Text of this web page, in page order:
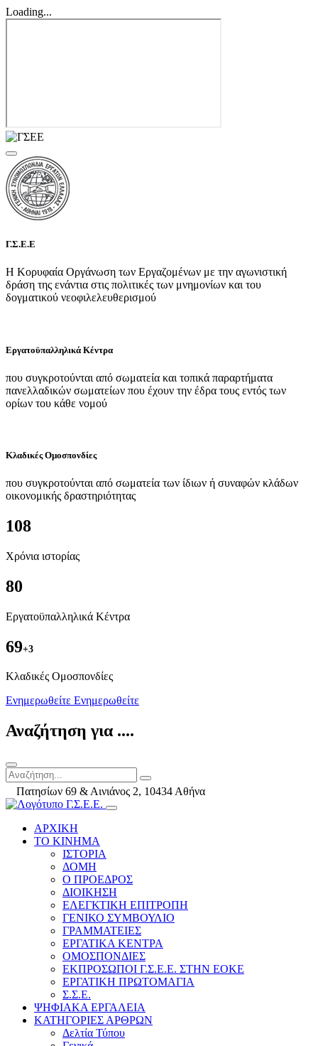
Loading...
Γ.Σ.Ε.Ε
Η Κορυφαία Οργάνωση των Εργαζομένων με την αγωνιστική
δράση της ενάντια στις πολιτικές των μνημονίων και του
δογματικού νεοφιλελευθερισμού
Εργατοϋπαλληλικά Κέντρα
που συγκροτούνται από σωματεία και τοπικά παραρτήματα
πανελλαδικών σωματείων που έχουν την έδρα τους εντός των
ορίων του κάθε νομού
Κλαδικές Ομοσπονδίες
που συγκροτούνται από σωματεία των ίδιων ή συναφών κλάδων
οικονομικής δραστηριότητας
108
Χρόνια ιστορίας
80
Εργατοϋπαλληλικά Κέντρα
69+3
Kλαδικές Ομοσπονδίες
Ενημερωθείτε Ενημερωθείτε
Αναζήτηση για ....
Πατησίων 69 & Αινιάνος 2, 10434 Αθήνα
ΑΡΧΙΚΗ
ΤΟ ΚΙΝΗΜΑ
ΙΣΤΟΡΙΑ
ΔΟΜΗ
Ο ΠΡΟΕΔΡΟΣ
ΔΙΟΙΚΗΣΗ
ΕΛΕΓΚΤΙΚΗ ΕΠΙΤΡΟΠΗ
ΓΕΝΙΚΟ ΣΥΜΒΟΥΛΙΟ
ΓΡΑΜΜΑΤΕΙΕΣ
ΕΡΓΑΤΙΚΑ ΚΕΝΤΡΑ
ΟΜΟΣΠΟΝΔΙΕΣ
ΕΚΠΡΟΣΩΠΟΙ Γ.Σ.Ε.Ε. ΣΤΗΝ ΕΟΚΕ
ΕΡΓΑΤΙΚΗ ΠΡΩΤΟΜΑΓΙΑ
Σ.Σ.Ε.
ΨΗΦΙΑΚΑ ΕΡΓΑΛΕΙΑ
ΚΑΤΗΓΟΡΙΕΣ ΑΡΘΡΩΝ
Δελτία Τύπου